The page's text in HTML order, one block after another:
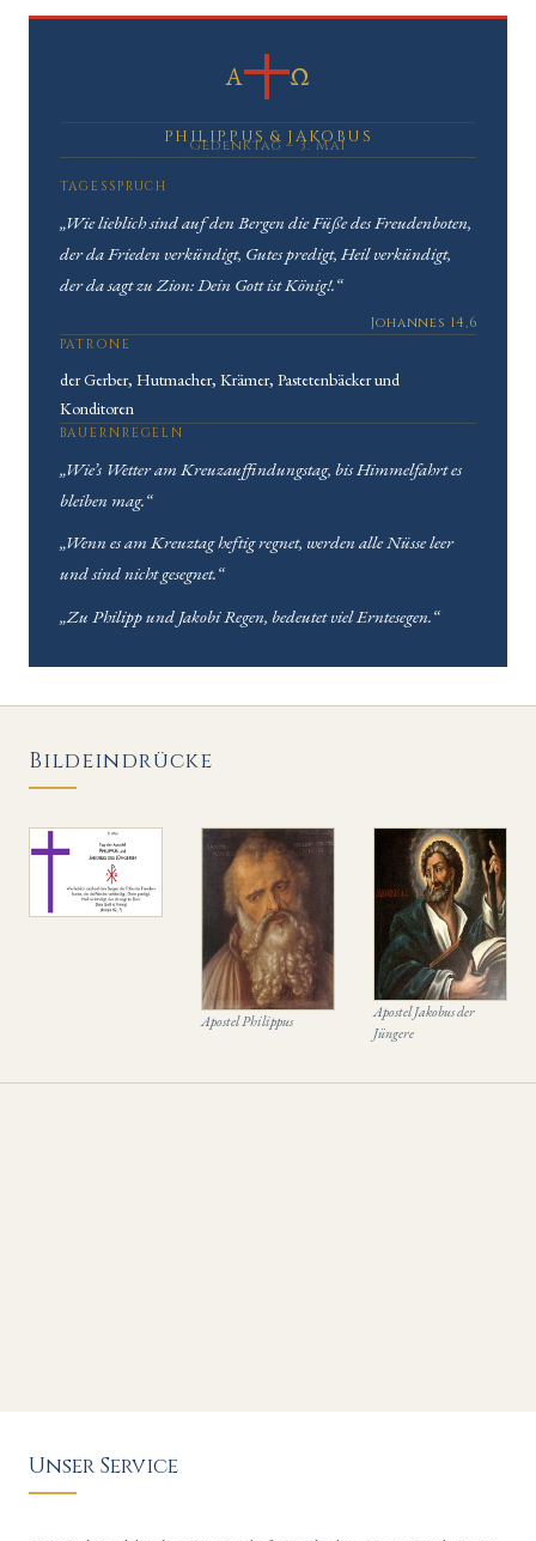
Α Ω
PHILIPPUS & JAKOBUS
Gedenktag – 3. Mai
TAGESSPRUCH
„Wie lieblich sind auf den Bergen die Füße des Freudenboten,
der da Frieden verkündigt, Gutes predigt, Heil verkündigt,
der da sagt zu Zion: Dein Gott ist König!.“
Johannes 14,6
PATRONE
der Gerber, Hutmacher, Krämer, Pastetenbäcker und
Konditoren
BAUERNREGELN
„Wie’s Wetter am Kreuzauffindungstag, bis Himmelfahrt es
bleiben mag.“
„Wenn es am Kreuztag heftig regnet, werden alle Nüsse leer
und sind nicht gesegnet.“
„Zu Philipp und Jakobi Regen, bedeutet viel Erntesegen.“
Bildeindrücke
Apostel Philippus
Apostel Jakobus der
Jüngere
Unser Service